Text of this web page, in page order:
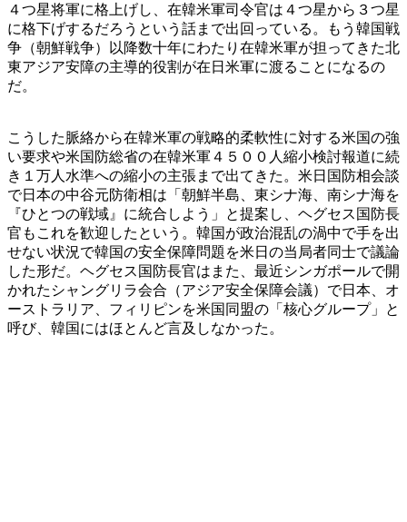
４つ星将軍に格上げし、在韓米軍司令官は４つ星から３つ星
に格下げするだろうという話まで出回っている。もう韓国戦
争（朝鮮戦争）以降数十年にわたり在韓米軍が担ってきた北
東アジア安障の主導的役割が在日米軍に渡ることになるの
だ。
こうした脈絡から在韓米軍の戦略的柔軟性に対する米国の強
い要求や米国防総省の在韓米軍４５００人縮小検討報道に続
き１万人水準への縮小の主張まで出てきた。米日国防相会談
で日本の中谷元防衛相は「朝鮮半島、東シナ海、南シナ海を
『ひとつの戦域』に統合しよう」と提案し、ヘグセス国防長
官もこれを歓迎したという。韓国が政治混乱の渦中で手を出
せない状況で韓国の安全保障問題を米日の当局者同士で議論
した形だ。ヘグセス国防長官はまた、最近シンガポールで開
かれたシャングリラ会合（アジア安全保障会議）で日本、オ
ーストラリア、フィリピンを米国同盟の「核心グループ」と
呼び、韓国にはほとんど言及しなかった。